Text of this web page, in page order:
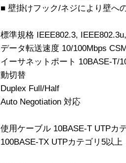
■ 壁掛けフック/ネジにより壁へ
標準規格 IEEE802.3,
データ転送速度 10/100Mbps
イーサネットポート 10BASE-T/
動切替
Duplex Full/Half
Auto Negotiation 対応
使用ケーブル 10BASE-T UTPカ
100BASE-TX UTPカテゴリ5以上